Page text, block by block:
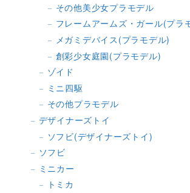
その他美少女プラモデル
フレームアームズ・ガール(プラ
メガミデバイス(プラモデル)
創彩少女庭園(プラモデル)
ゾイド
ミニ四駆
その他プラモデル
デザイナーズトイ
ソフビ(デザイナーズトイ)
ソフビ
ミニカー
トミカ